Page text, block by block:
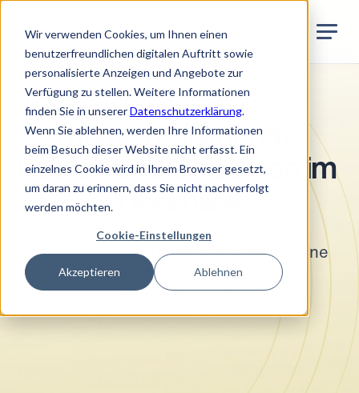
Wir verwenden Cookies, um Ihnen einen
benutzerfreundlichen digitalen Auftritt sowie
personalisierte Anzeigen und Angebote zur
Verfügung zu stellen. Weitere Informationen
finden Sie in unsererDatenschutzerklärung.
Wenn Sie ablehnen, werden Ihre Informationen
beim Besuch dieser Website nicht erfasst. Ein
einzelnes Cookie wird in Ihrem Browser gesetzt,
um daran zu erinnern, dass Sie nicht nachverfolgt
werden möchten.
Cookie-Einstellungen
Akzeptieren Ablehnen
Markenschutz
Marke registrieren:
Kosten und Gebühren im
Was du beim IGE bezahlst, wann
Zusatzkosten entstehen und warum eine
Recherche oft sinnvoll ist.
Mai 2026 •5 Min. Lesezeit